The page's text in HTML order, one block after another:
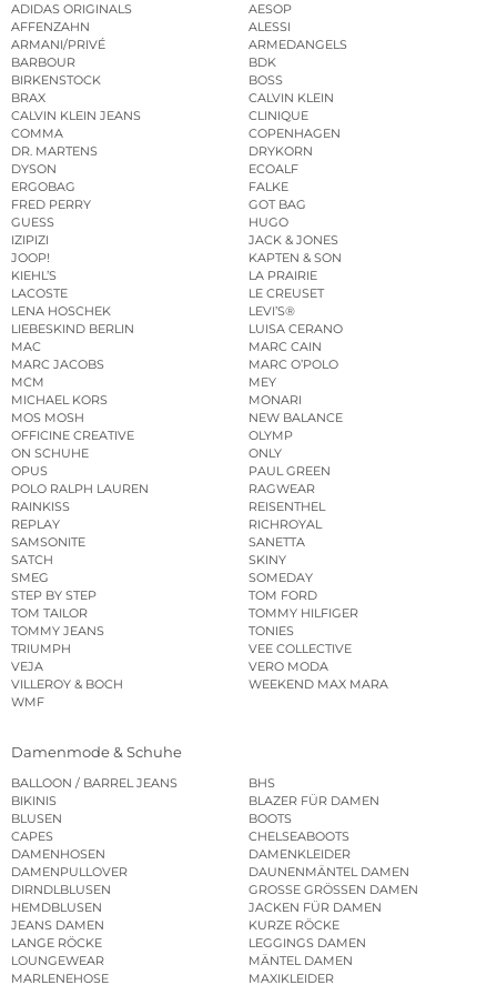
ADIDAS ORIGINALS
AESOP
AFFENZAHN
ALESSI
ARMANI/PRIVÉ
ARMEDANGELS
BARBOUR
BDK
BIRKENSTOCK
BOSS
BRAX
CALVIN KLEIN
CALVIN KLEIN JEANS
CLINIQUE
COMMA
COPENHAGEN
DR. MARTENS
DRYKORN
DYSON
ECOALF
ERGOBAG
FALKE
FRED PERRY
GOT BAG
GUESS
HUGO
IZIPIZI
JACK & JONES
JOOP!
KAPTEN & SON
KIEHL’S
LA PRAIRIE
LACOSTE
LE CREUSET
LENA HOSCHEK
LEVI’S®
LIEBESKIND BERLIN
LUISA CERANO
MAC
MARC CAIN
MARC JACOBS
MARC O’POLO
MCM
MEY
MICHAEL KORS
MONARI
MOS MOSH
NEW BALANCE
OFFICINE CREATIVE
OLYMP
ON SCHUHE
ONLY
OPUS
PAUL GREEN
POLO RALPH LAUREN
RAGWEAR
RAINKISS
REISENTHEL
REPLAY
RICHROYAL
SAMSONITE
SANETTA
SATCH
SKINY
SMEG
SOMEDAY
STEP BY STEP
TOM FORD
TOM TAILOR
TOMMY HILFIGER
TOMMY JEANS
TONIES
TRIUMPH
VEE COLLECTIVE
VEJA
VERO MODA
VILLEROY & BOCH
WEEKEND MAX MARA
WMF
Damenmode & Schuhe
BALLOON / BARREL JEANS
BHS
BIKINIS
BLAZER FÜR DAMEN
BLUSEN
BOOTS
CAPES
CHELSEABOOTS
DAMENHOSEN
DAMENKLEIDER
DAMENPULLOVER
DAUNENMÄNTEL DAMEN
DIRNDLBLUSEN
GROSSE GRÖSSEN DAMEN
HEMDBLUSEN
JACKEN FÜR DAMEN
JEANS DAMEN
KURZE RÖCKE
LANGE RÖCKE
LEGGINGS DAMEN
LOUNGEWEAR
MÄNTEL DAMEN
MARLENEHOSE
MAXIKLEIDER